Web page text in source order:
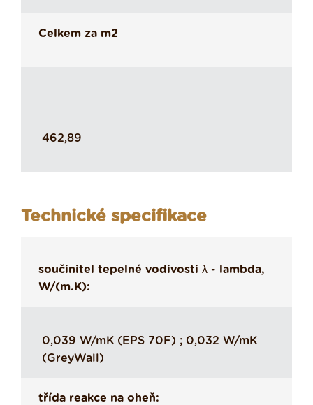
Celkem za m2
462,89
Technické specifikace
součinitel tepelné vodivosti λ - lambda,
W/(m.K):
0,039 W/mK (EPS 70F) ; 0,032 W/mK
(GreyWall)
třída reakce na oheň: